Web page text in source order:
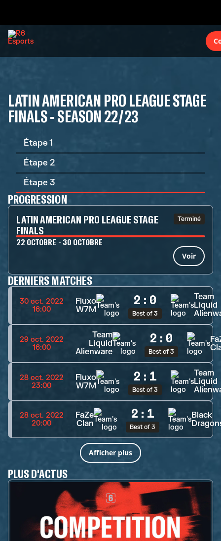
LATIN AMERICAN PRO LEAGUE STAGE
FINALS - SEASON 22/23
Étape 1
Étape 2
Étape 3
PROGRESSION
LATIN AMERICAN PRO LEAGUE STAGE
FINALS
Terminé
22 OCTOBRE - 30 OCTOBRE
Voir
DERNIERS MATCHES
30 oct. 2022
16:00
Fluxo
W7M
2 : 0
Best of 3
Team
Liquid
29 oct. 2022
16:00
Team
Liquid
Alienware
2 : 0
Best of 3
28 oct. 2022
23:00
Fluxo
W7M
2 : 1
Best of 3
Team
Liquid
28 oct. 2022
20:00
FaZe
Clan
2 : 1
Best of 3
Black
Afficher plus
PLUS D'ACTUS